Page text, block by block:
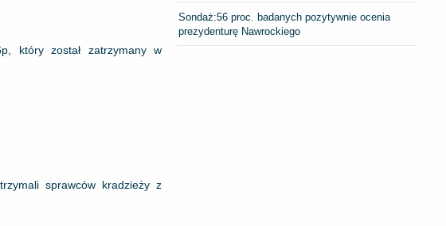
który został zatrzymany w
sprawców kradzieży z
​Sondaż:56 proc. badanych pozytywnie ocenia
prezydenturę Nawrockiego